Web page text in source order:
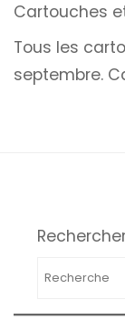
Cartouches
Tous les
septembre.